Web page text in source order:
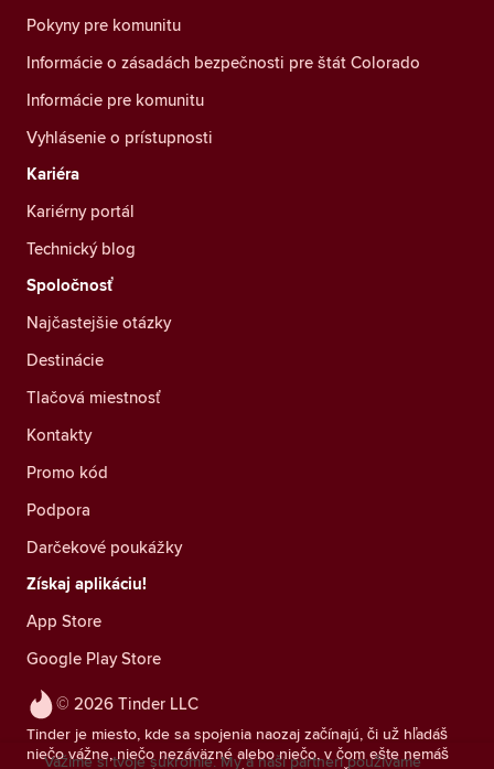
© 2026 Tinder LLC
Tinder je miesto, kde sa spojenia naozaj začínajú, či už hľadáš
niečo vážne, niečo nezáväzné alebo niečo, v čom ešte nemáš
Pokyny pre komunitu
Informácie o zásadách bezpečnosti pre štát Colorado
Informácie pre komunitu
Vyhlásenie o prístupnosti
Kariéra
Kariérny portál
Technický blog
Spoločnosť
Najčastejšie otázky
Destinácie
Tlačová miestnosť
Kontakty
Promo kód
Podpora
Darčekové poukážky
Získaj aplikáciu!
App Store
Google Play Store
Vážime si tvoje súkromie. My a naši partneri používame